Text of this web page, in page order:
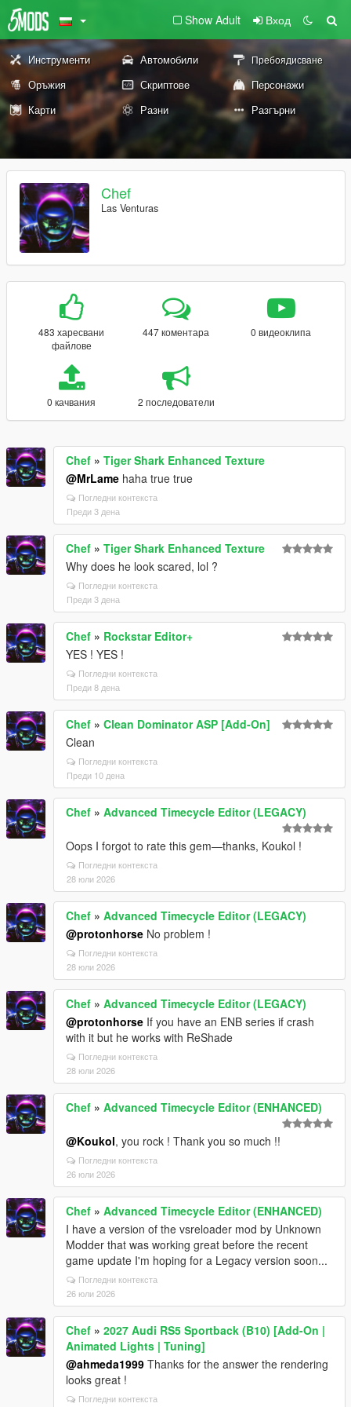
Show Adult Вход
Инструменти Автомобили Пребоядисване
Оръжия Скриптове
Персонажи
Карти
Разни Разгърни
Chef
Las Venturas
483 харесвани
файлове
447 коментара 0 видеоклипа
0 качвания 2 последователи
Chef » Tiger Shark Enhanced Texture
@MrLame haha true true
Погледни контекста
Преди 3 дена
Chef » Tiger Shark Enhanced Texture
Why does he look scared, lol ?
Погледни контекста
Преди 3 дена
Chef » Rockstar Editor+
YES ! YES !
Погледни контекста
Преди 8 дена
Chef » Clean Dominator ASP [Add-On]
Clean
Погледни контекста
Преди 10 дена
Chef » Advanced Timecycle Editor (LEGACY)
Oops I forgot to rate this gem—thanks, Koukol !
Погледни контекста
28 юли 2026
Chef » Advanced Timecycle Editor (LEGACY)
@protonhorse No problem !
Погледни контекста
28 юли 2026
Chef » Advanced Timecycle Editor (LEGACY)
@protonhorse If you have an ENB series if crash
with it but he works with ReShade
Погледни контекста
28 юли 2026
Chef » Advanced Timecycle Editor (ENHANCED)
@Koukol, you rock ! Thank you so much !!
Погледни контекста
26 юли 2026
Chef » Advanced Timecycle Editor (ENHANCED)
I have a version of the vsreloader mod by Unknown
Modder that was working great before the recent
game update I'm hoping for a Legacy version soon...
Погледни контекста
26 юли 2026
Chef » 2027 Audi RS5 Sportback (B10) [Add-On |
Animated Lights | Tuning]
@ahmeda1999 Thanks for the answer the rendering
looks great !
Погледни контекста